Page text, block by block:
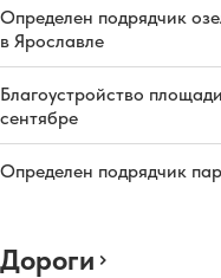
Определен подрядчик
в Ярославле
Благоустройство
сентябре
Определен подрядчик
Дороги